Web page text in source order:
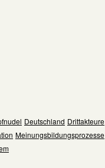
Deutschland Drittakteure
Meinungsbildungsprozesse